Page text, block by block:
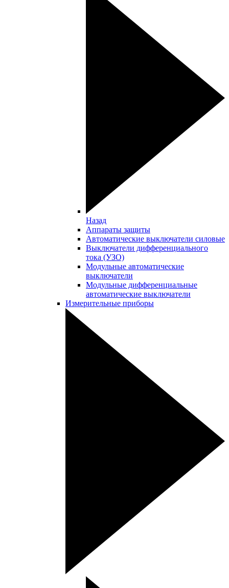
Назад
Аппараты защиты
Автоматические выключатели силовые
Выключатели дифференциального
тока (УЗО)
Модульные автоматические
выключатели
Модульные дифференциальные
автоматические выключатели
Измерительные приборы